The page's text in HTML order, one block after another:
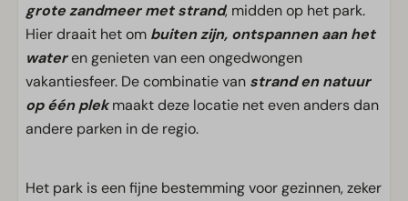
grote zandmeer met strand, midden op het park.
Hier draait het om buiten zijn, ontspannen aan het
wateren genieten van een ongedwongen
vakantiesfeer. De combinatie van strand en natuur
op één plekmaakt deze locatie net even anders dan
andere parken in de regio.
Het park is een fijne bestemming voor gezinnen, zeker